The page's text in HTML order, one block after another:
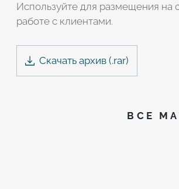
Используйте для размещения на
работе с клиентами.
Скачать архив (.rar)
ВСЕ